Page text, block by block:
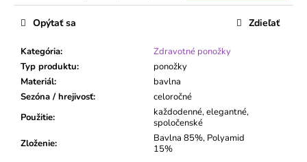
Kategória:
Zdravotné ponožky
Typ produktu:
ponožky
Materiál:
bavlna
Sezóna / hrejivosť:
celoročné
Použitie:
každodenné, elegantné,
spoločenské
Zloženie:
Bavlna 85%, Polyamid
15%
Opýtať sa Zdieľať
ČLENKOVÉ
PONOŽKY
€2,55